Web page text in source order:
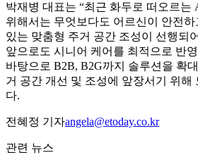
박재병 대표는 “최근 화두로 떠오르는
위해서는 무엇보다도 어르신이 안전
있는 맞춤형 주거 공간 조성이 선행되
앞으로도 시니어 케어를 최적으로 반
바탕으로 B2B, B2G까지 솔루션을 확
거 공간 개선 및 조성에 앞장서기 위해
다.
전혜정 기자angela@etoday.co.kr
관련 뉴스